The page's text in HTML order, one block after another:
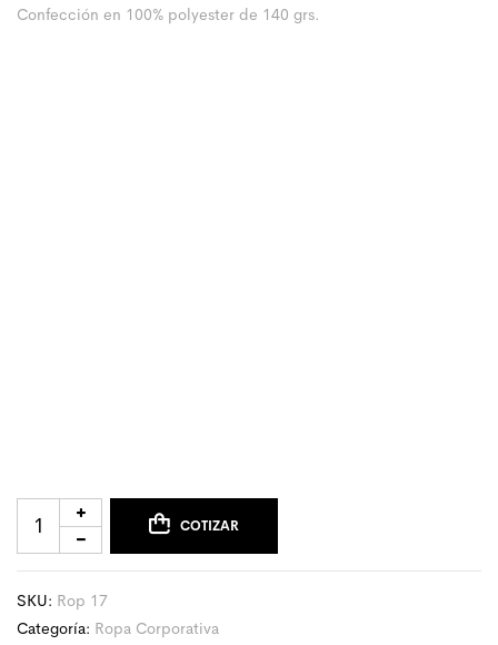
Confección en 100% polyester de 140 grs.
COTIZAR
SKU: Rop 17
Categoría: Ropa Corporativa